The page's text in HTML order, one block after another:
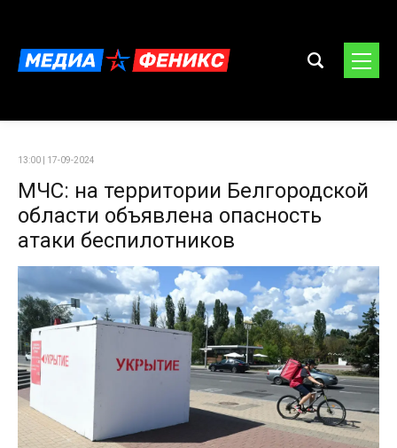
13:00 | 17-09-2024
МЧС: на территории Белгородской
области объявлена опасность
атаки беспилотников